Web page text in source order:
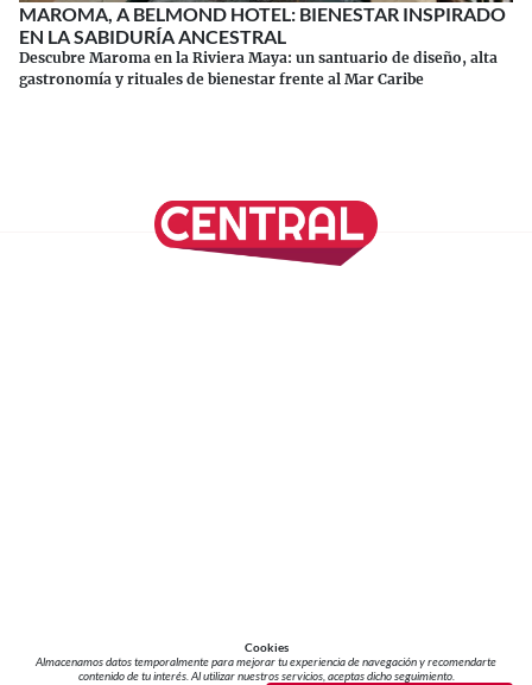
MAROMA, A BELMOND HOTEL: BIENESTAR INSPIRADO
EN LA SABIDURÍA ANCESTRAL
Descubre Maroma en la Riviera Maya: un santuario de diseño, alta
gastronomía y rituales de bienestar frente al Mar Caribe
Cookies
Almacenamos datos temporalmente para mejorar tu experiencia de navegación y recomendarte
contenido de tu interés. Al utilizar nuestros servicios, aceptas dicho seguimiento.